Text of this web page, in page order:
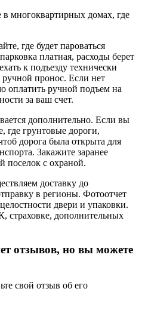
многоквартирных домах, где
где будет пароваться
платная, расходы берет
к подъезду технически
пронос. Если нет
оплатить ручной подъем на
за ваш счет.
дополнительно. Если вы
где грунтовые дороги,
дорога была открыта для
Закажите заранее
поселок с охраной.
доставку до
в регионы. Фотоотчет
двери и упаковки.
страховке, дополнительных
отзывов, но вы можете
свой отзыв об его